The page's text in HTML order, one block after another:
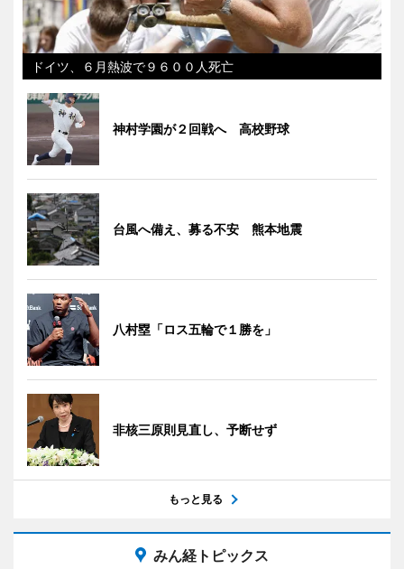
ドイツ、６月熱波で９６００人死亡
神村学園が２回戦へ 高校野球
台風へ備え、募る不安 熊本地震
八村塁「ロス五輪で１勝を」
非核三原則見直し、予断せず
もっと見る
みん経トピックス